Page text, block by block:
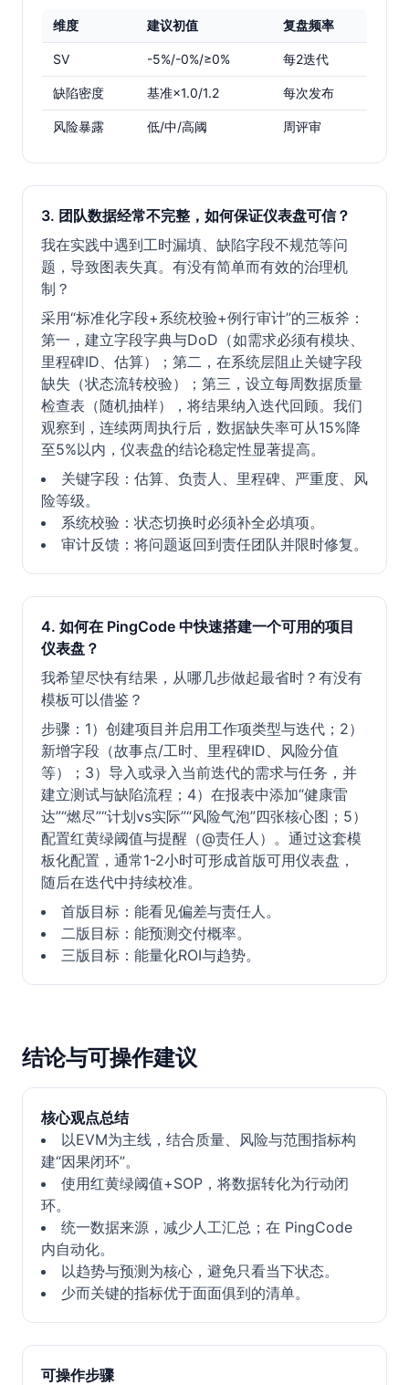
维度 建议初值 复盘频率
SV -5%/-0%/≥0% 每2迭代
缺陷密度 基准×1.0/1.2 每次发布
风险暴露 低/中/高阈 周评审
3. 团队数据经常不完整，如何保证仪表盘可信？
我在实践中遇到工时漏填、缺陷字段不规范等问
题，导致图表失真。有没有简单而有效的治理机
制？
采用“标准化字段+系统校验+例行审计”的三板斧：
第一，建立字段字典与DoD（如需求必须有模块、
里程碑ID、估算）；第二，在系统层阻止关键字段
缺失（状态流转校验）；第三，设立每周数据质量
检查表（随机抽样），将结果纳入迭代回顾。我们
观察到，连续两周执行后，数据缺失率可从15%降
至5%以内，仪表盘的结论稳定性显著提高。
关键字段：估算、负责人、里程碑、严重度、风
险等级。
系统校验：状态切换时必须补全必填项。
审计反馈：将问题返回到责任团队并限时修复。
4. 如何在 PingCode 中快速搭建一个可用的项目
仪表盘？
我希望尽快有结果，从哪几步做起最省时？有没有
模板可以借鉴？
步骤：1）创建项目并启用工作项类型与迭代；2）
新增字段（故事点/工时、里程碑ID、风险分值
等）；3）导入或录入当前迭代的需求与任务，并
建立测试与缺陷流程；4）在报表中添加“健康雷
达”“燃尽”“计划vs实际”“风险气泡”四张核心图；5）
配置红黄绿阈值与提醒（@责任人）。通过这套模
板化配置，通常1-2小时可形成首版可用仪表盘，
随后在迭代中持续校准。
首版目标：能看见偏差与责任人。
二版目标：能预测交付概率。
三版目标：能量化ROI与趋势。
结论与可操作建议
核心观点总结
以EVM为主线，结合质量、风险与范围指标构
建“因果闭环”。
使用红黄绿阈值+SOP，将数据转化为行动闭
环。
统一数据来源，减少人工汇总；在 PingCode
内自动化。
以趋势与预测为核心，避免只看当下状态。
少而关键的指标优于面面俱到的清单。
可操作步骤